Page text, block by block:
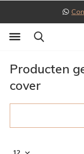
Producten
cover